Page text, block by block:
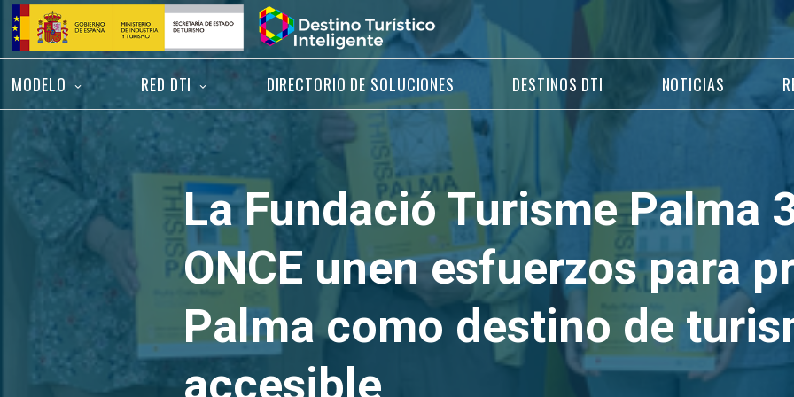
Saltar
contenido
Inicio
MODELO RED DTI DIRECTORIO DE SOLUCIONES DESTINOS DTI NOTICIAS
La Fundació Turisme Palma
ONCE unen esfuerzos para
Palma como destino de
accesible